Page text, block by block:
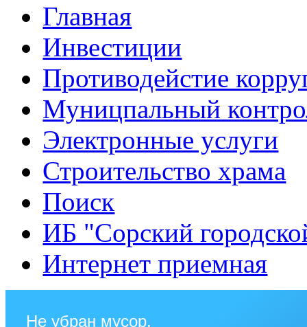
Главная
Инвестиции
Противодейстие
Муницпальный
Электронные услуги
Строительство храма
Поиск
ИБ "Сорский
Интернет приемная
Не убран мусор,